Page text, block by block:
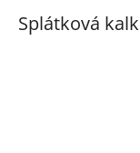
Splátková